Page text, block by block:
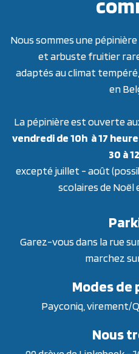
Nous sommes une
et arbuste fruitier
adaptés au climat
en
La pépinière est ouverte
vendredi de 10h à 17
30 à
excepté juillet - août
scolaires de Noël
Garez-vous dans la rue
marchez
Modes de
Payconiq, virement/
Nous